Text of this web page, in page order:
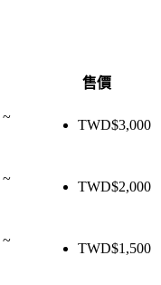
售價
~
TWD$3,000
~
TWD$2,000
~
TWD$1,500